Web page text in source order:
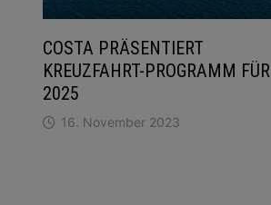
COSTA PRÄSENTIERT
KREUZFAHRT-PROGRAMM FÜR
2025
16. November 2023